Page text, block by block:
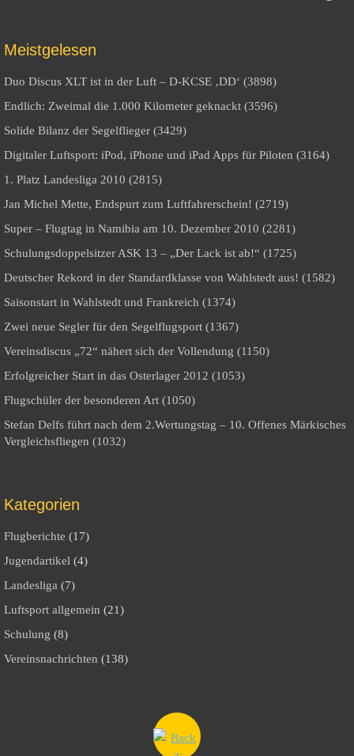
Meistgelesen
Duo Discus XLT ist in der Luft – D-KCSE ‚DD‘ (3898)
Endlich: Zweimal die 1.000 Kilometer geknackt (3596)
Solide Bilanz der Segelflieger (3429)
Digitaler Luftsport: iPod, iPhone und iPad Apps für Piloten (3164)
1. Platz Landesliga 2010 (2815)
Jan Michel Mette, Endspurt zum Luftfahrerschein! (2719)
Super – Flugtag in Namibia am 10. Dezember 2010 (2281)
Schulungsdoppelsitzer ASK 13 – „Der Lack ist ab!“ (1725)
Deutscher Rekord in der Standardklasse von Wahlstedt aus! (1582)
Saisonstart in Wahlstedt und Frankreich (1374)
Zwei neue Segler für den Segelflugsport (1367)
Vereinsdiscus „72“ nähert sich der Vollendung (1150)
Erfolgreicher Start in das Osterlager 2012 (1053)
Flugschüler der besonderen Art (1050)
Stefan Delfs führt nach dem 2.Wertungstag – 10. Offenes Märkisches
Vergleichsfliegen (1032)
Kategorien
Flugberichte (17)
Jugendartikel (4)
Landesliga (7)
Luftsport allgemein (21)
Schulung (8)
Vereinsnachrichten (138)